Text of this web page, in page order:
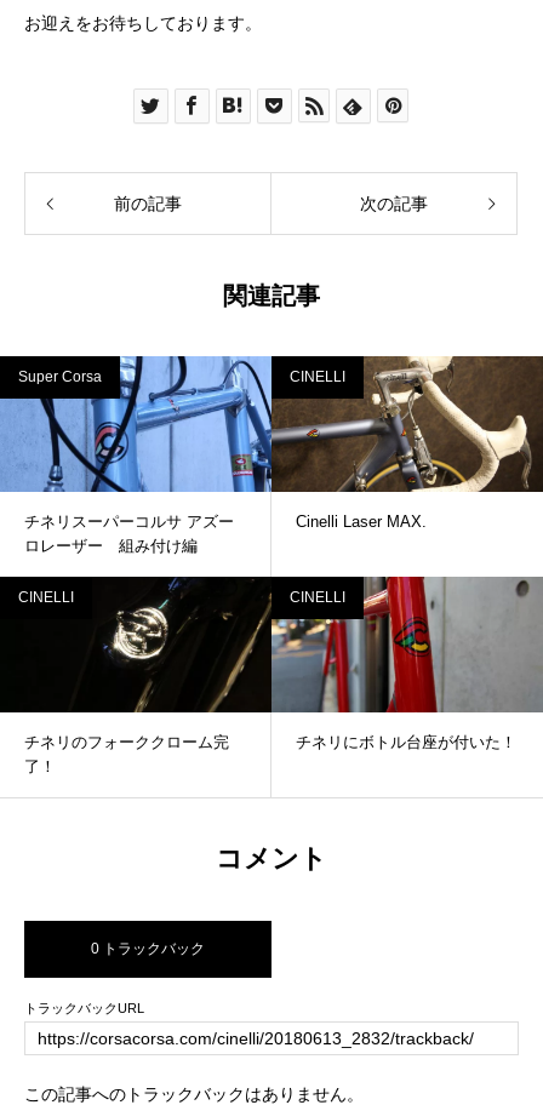
お迎えをお待ちしております。
前の記事 次の記事
関連記事
Super Corsa
チネリスーパーコルサ アズー
ロレーザー 組み付け編
CINELLI
Cinelli Laser MAX.
CINELLI
チネリのフォーククローム完
了！
CINELLI
チネリにボトル台座が付いた！
コメント
0 トラックバック
トラックバックURL
この記事へのトラックバックはありません。